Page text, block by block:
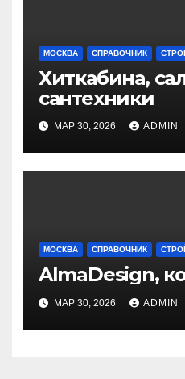
МОСКВА СПРАВОЧНИК
Хиткабина,
сантехники
МАР 30, 2026 ADMIN
МОСКВА СПРАВОЧНИК
AlmaDesign,
МАР 30, 2026 ADMIN